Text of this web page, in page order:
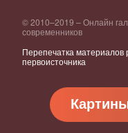
© 2010–2019 – Онлайн
современников
Перепечатка материалов
первоисточника